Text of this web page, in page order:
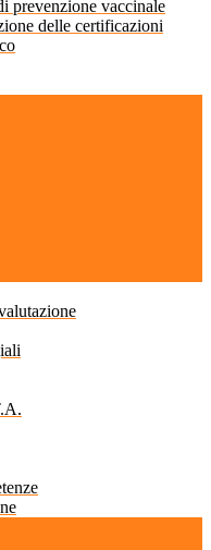
prevenzione vaccinale
delle certificazioni